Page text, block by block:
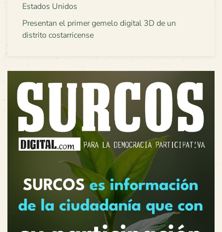
Estados Unidos
Presentan el primer gemelo digital 3D de un
distrito costarricense